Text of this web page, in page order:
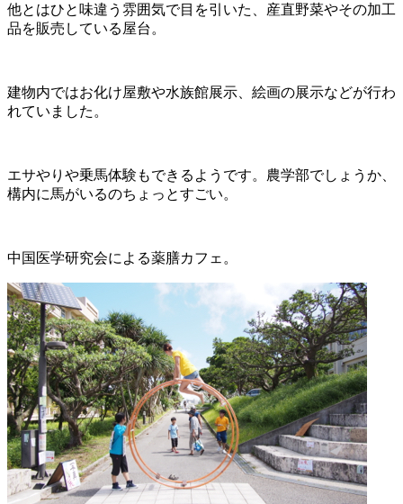
他とはひと味違う雰囲気で目を引いた、産直野菜やその加工
品を販売している屋台。
建物内ではお化け屋敷や水族館展示、絵画の展示などが行わ
れていました。
エサやりや乗馬体験もできるようです。農学部でしょうか、
構内に馬がいるのちょっとすごい。
中国医学研究会による薬膳カフェ。